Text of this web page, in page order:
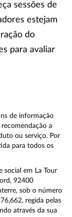
sessões de
estejam
do
para avaliar
de informação
a
ou serviço. Por
para todos os
social em La Tour
92400
sob o número
regida pelas
através da sua